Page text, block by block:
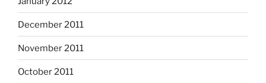
December 2011
November 2011
October 2011